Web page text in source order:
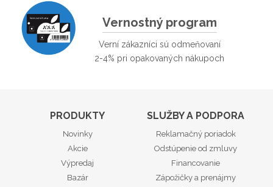
Vernostný program
Verní zákazníci sú odmeňovaní
2-4% pri opakovaných nákupoch
PRODUKTY
Novinky
Akcie
Výpredaj
Bazár
SLUŽBY A PODPORA
Reklamačný poriadok
Odstúpenie od zmluvy
Financovanie
Zápožičky a prenájmy